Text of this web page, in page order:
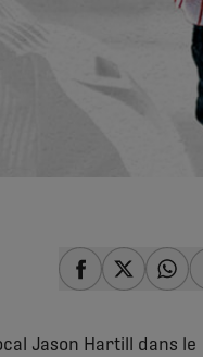
Jason Hartill dans le